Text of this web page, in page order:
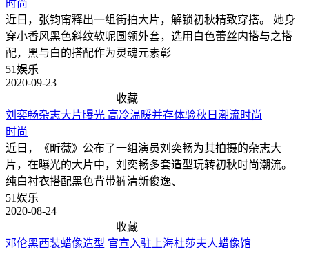
时尚
近日，张钧甯释出一组街拍大片，解锁初秋精致穿搭。 她身
穿小香风黑色斜纹软呢圆领外套，选用白色蕾丝内搭与之搭
配，黑与白的搭配作为灵魂元素彰
51娱乐
2020-09-23
收藏
刘奕畅杂志大片曝光 高冷温暖并存体验秋日潮流时尚
时尚
近日，《昕薇》公布了一组演员刘奕畅为其拍摄的杂志大
片，在曝光的大片中，刘奕畅多套造型玩转初秋时尚潮流。
纯白衬衣搭配黑色背带裤清新俊逸、
51娱乐
2020-08-24
收藏
邓伦黑西装蜡像造型 官宣入驻上海杜莎夫人蜡像馆